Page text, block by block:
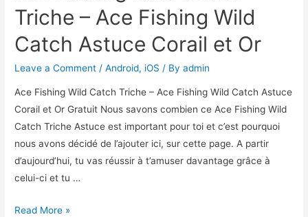
Triche – Ace Fishing Wild
Catch Astuce Corail et Or
Leave a Comment /Android, iOS / Byadmin
Ace Fishing Wild Catch Triche – Ace Fishing Wild Catch Astuce
Corail et Or Gratuit Nous savons combien ce Ace Fishing Wild
Catch Triche Astuce est important pour toi et c’est pourquoi
nous avons décidé de l’ajouter ici, sur cette page. A partir
d’aujourd’hui, tu vas réussir à t’amuser davantage grâce à
celui-ci et tu …
Ace
Read More »